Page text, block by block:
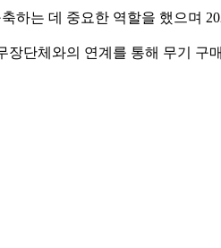
하는 데 중요한 역할을 했으며
단체와의 연계를 통해 무기 구